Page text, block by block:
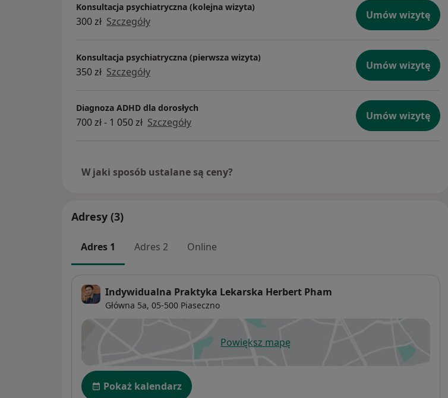
Konsultacja psychiatryczna (kolejna wizyta)
300 zł Szczegóły Umów wizytę
Konsultacja psychiatryczna (pierwsza wizyta)
350 zł Szczegóły Umów wizytę
Diagnoza ADHD dla dorosłych
700 zł - 1 050 zł Szczegóły Umów wizytę
W jaki sposób ustalane są ceny?
Adresy (3)
Adres 1 Adres 2 Online
Indywidualna Praktyka Lekarska Herbert Pham
Główna 5a, 05-500 Piaseczno
Powiększ mapęotwiera się w nowej karcie
Dostępność
Pokaż kalendarz